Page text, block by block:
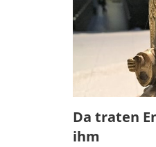
Da traten
ihm